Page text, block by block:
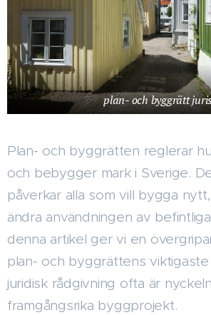
plan- och byggrätt
Plan- och byggrätten reglerar
och bebygger mark i Sverige.
påverkar alla som vill bygga
ändra användningen av
denna artikel ger vi en
plan- och byggrättens
juridisk rådgivning ofta är
framgångsrika byggprojekt.